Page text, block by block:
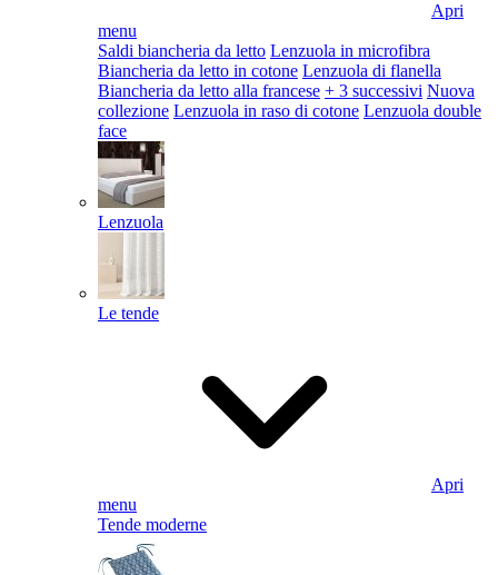
Apri
menu
Saldi biancheria da letto Lenzuola in microfibra
Biancheria da letto in cotone Lenzuola di flanella
Biancheria da letto alla francese + 3 successivi Nuova
collezione Lenzuola in raso di cotone Lenzuola double
face
Lenzuola
Le tende
Apri
menu
Tende moderne